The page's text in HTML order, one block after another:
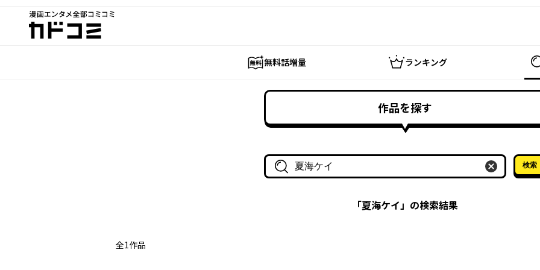
漫画エンタメ全部コミコミ
カドコミ
無料話増量 ランキング
作品を探す
作品名・作家名で探す
検索
「夏海ケイ」の検索結果
全1作品